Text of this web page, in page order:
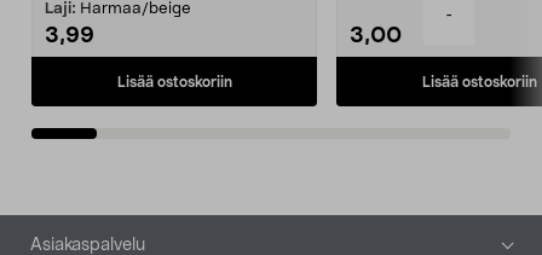
-
Laji: Harmaa/beige
3,99
Lisää ostoskoriin
3,00
Lisää ostoskoriin
Alatunniste
Asiakaspalvelu